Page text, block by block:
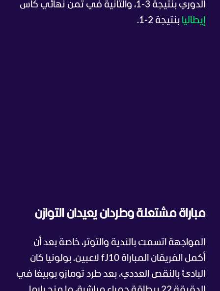
الدوري بنتيجة 3-1، والثانية في ثمن نهائي كأس
إيطاليا بنتيجة 2-1.
مباراة مشتعلة وطردان يعيدان التوازن
المواجهة اتسمت بالندية والتوتر، خاصة بعد أن
أكمل الفريقان المباراة fJ10 لاعبين. بولونيا كان
البادئ بالنقص العددي، بعد طرد تومازو بوبيغا في